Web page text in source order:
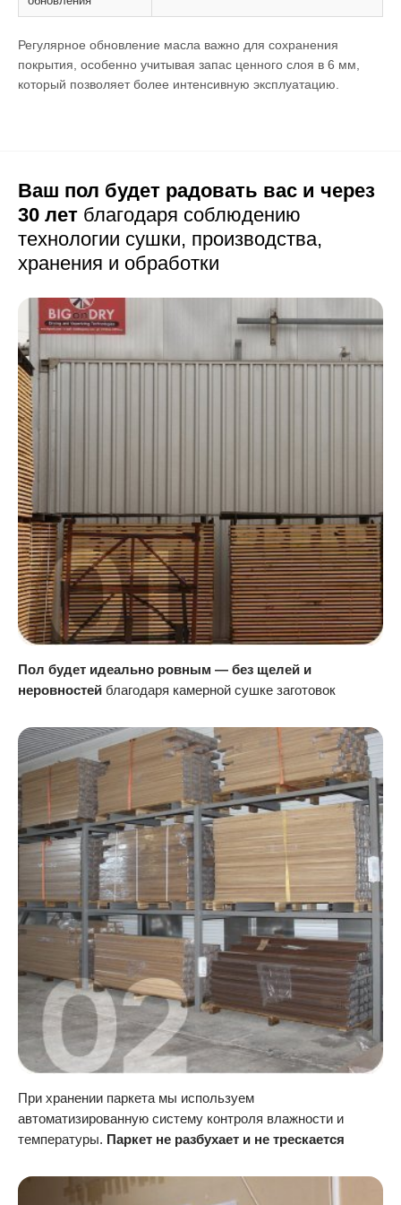
Регулярное обновление масла важно для сохранения
покрытия, особенно учитывая запас ценного слоя в 6 мм,
который позволяет более интенсивную эксплуатацию.
Ваш пол будет радовать вас и через
30 лет благодаря соблюдению
технологии сушки, производства,
хранения и обработки
Пол будет идеально ровным — без щелей и
неровностей благодаря камерной сушке заготовок
При хранении паркета мы используем
автоматизированную систему контроля влажности и
температуры. Паркет не разбухает и не трескается